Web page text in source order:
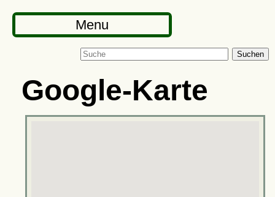
Menu
Suchen
Google-Karte